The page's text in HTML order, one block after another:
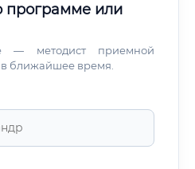
программе или
— методист приемной
в ближайшее время.